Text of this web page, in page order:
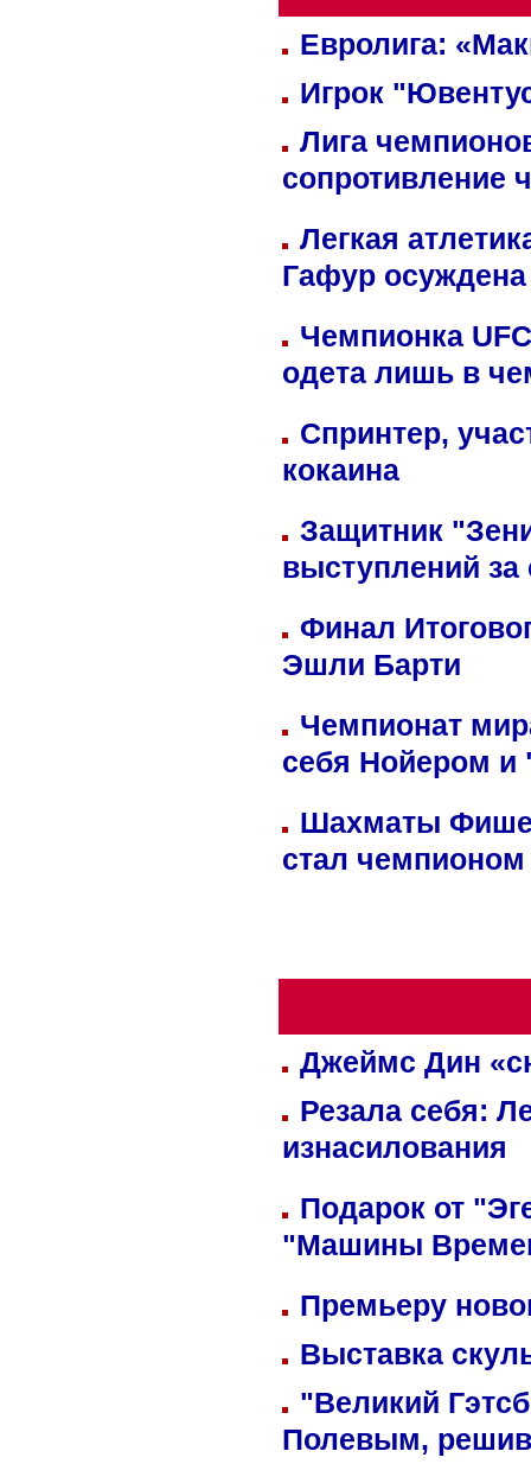
Евролига:
Игрок
Лига
сопротивление
Легкая
Гафур осуждена
Чемпионка
одета лишь в
Спринтер,
кокаина
Защитник
выступлений
Финал
Эшли Барти
Чемпионат
себя Нойером и
Шахматы
стал
Джеймс Дин
Резала себя:
изнасилования
Подарок от
"Машины
Премьеру
Выставка
"Великий
Полевым,